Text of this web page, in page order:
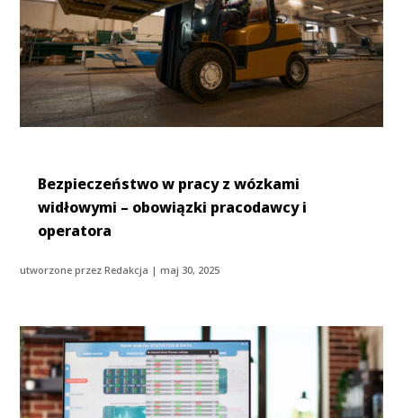
Bezpieczeństwo w pracy z wózkami
widłowymi – obowiązki pracodawcy i
operatora
utworzone przezRedakcja |maj 30, 2025